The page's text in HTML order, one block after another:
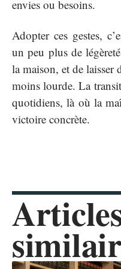
envies ou besoins.
Adopter ces gestes,
un peu plus de
la maison, et de laisser
moins lourde. La
quotidiens, là où la
victoire concrète.